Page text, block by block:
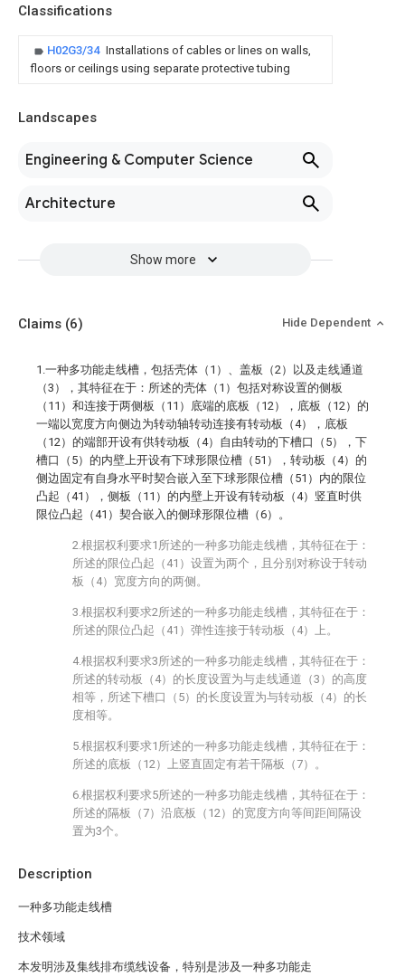
Classifications
H02G3/34 Installations of cables or lines on walls,
floors or ceilings using separate protective tubing
Landscapes
Engineering & Computer Science
Architecture
Show more
Description
一种多功能走线槽
技术领域
本发明涉及集线排布缆线设备，特别是涉及一种多功能走
Claims (6) Hide Dependent
1.一种多功能走线槽，包括壳体（1）、盖板（2）以及走线通道
（3），其特征在于：所述的壳体（1）包括对称设置的侧板
（11）和连接于两侧板（11）底端的底板（12），底板（12）的
一端以宽度方向侧边为转动轴转动连接有转动板（4），底板
（12）的端部开设有供转动板（4）自由转动的下槽口（5），下
槽口（5）的内壁上开设有下球形限位槽（51），转动板（4）的
侧边固定有自身水平时契合嵌入至下球形限位槽（51）内的限位
凸起（41），侧板（11）的内壁上开设有转动板（4）竖直时供
限位凸起（41）契合嵌入的侧球形限位槽（6）。
2.根据权利要求1所述的一种多功能走线槽，其特征在于：
所述的限位凸起（41）设置为两个，且分别对称设于转动
板（4）宽度方向的两侧。
3.根据权利要求2所述的一种多功能走线槽，其特征在于：
所述的限位凸起（41）弹性连接于转动板（4）上。
4.根据权利要求3所述的一种多功能走线槽，其特征在于：
所述的转动板（4）的长度设置为与走线通道（3）的高度
相等，所述下槽口（5）的长度设置为与转动板（4）的长
度相等。
5.根据权利要求1所述的一种多功能走线槽，其特征在于：
所述的底板（12）上竖直固定有若干隔板（7）。
6.根据权利要求5所述的一种多功能走线槽，其特征在于：
所述的隔板（7）沿底板（12）的宽度方向等间距间隔设
置为3个。